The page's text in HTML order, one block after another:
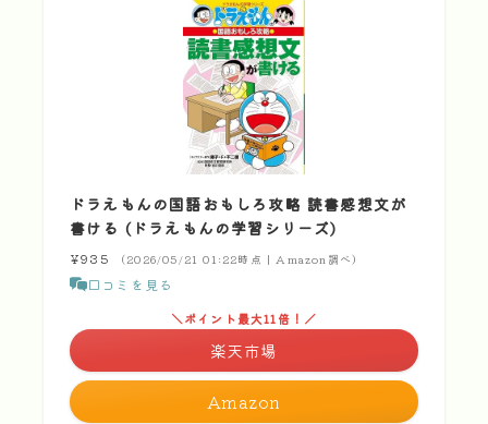
ドラえもんの国語おもしろ攻略 読書感想文が
書ける (ドラえもんの学習シリーズ)
¥935 （2026/05/21 01:22時点 | Amazon調べ）
口コミを見る
Amazon
＼ポイント最大11倍！／
楽天市場